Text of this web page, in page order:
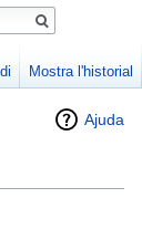
Ajuda
Mostra l'historial